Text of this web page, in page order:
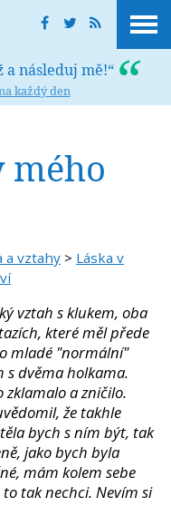
a následuj mě!“
každý den
mého
a vztahy > Láska v
vztah s klukem, oba
které měl přede
mladé "normální"
s dvěma holkama.
zklamalo a zničilo.
že takhle
bych s ním být, tak
jako bych byla
mám kolem sebe
tak nechci. Nevím si